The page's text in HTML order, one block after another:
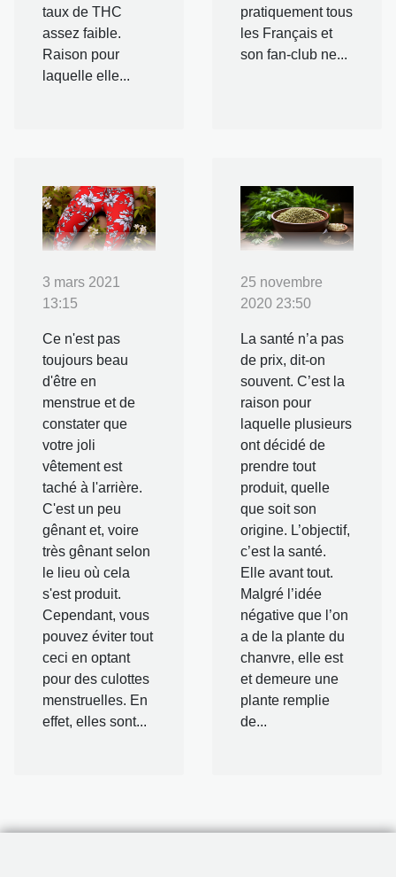
taux de THC
assez faible.
Raison pour
laquelle elle...
pratiquement tous
les Français et
son fan-club ne...
3 mars 2021
13:15
Ce n'est pas
toujours beau
d'être en
menstrue et de
constater que
votre joli
vêtement est
taché à l'arrière.
C'est un peu
gênant et, voire
très gênant selon
le lieu où cela
s'est produit.
Cependant, vous
pouvez éviter tout
ceci en optant
pour des culottes
menstruelles. En
effet, elles sont...
25 novembre
2020 23:50
La santé n’a pas
de prix, dit-on
souvent. C’est la
raison pour
laquelle plusieurs
ont décidé de
prendre tout
produit, quelle
que soit son
origine. L’objectif,
c’est la santé.
Elle avant tout.
Malgré l’idée
négative que l’on
a de la plante du
chanvre, elle est
et demeure une
plante remplie
de...